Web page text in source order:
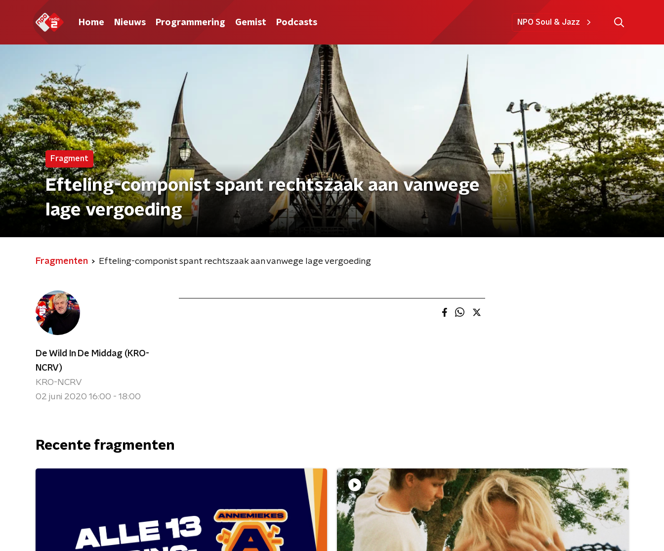
Home Nieuws Programmering Gemist Podcasts NPO Soul & Jazz
Fragment
Efteling-componist spant rechtszaak aan vanwege
lage vergoeding
Fragmenten Efteling-componist spant rechtszaak aan vanwege lage vergoeding
De Wild In De Middag (KRO-
NCRV)
KRO-NCRV
02 juni 2020 16:00 - 18:00
Recente fragmenten